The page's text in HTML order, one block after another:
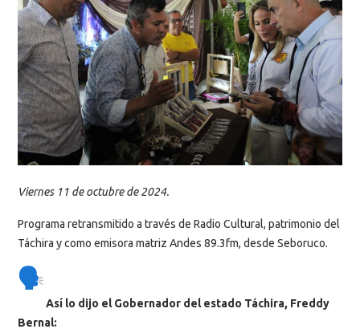
Viernes 11 de octubre de 2024.
Programa retransmitido a través de Radio Cultural, patrimonio del
Táchira y como emisora matriz Andes 89.3fm, desde Seboruco.
Así lo dijo el Gobernador del estado Táchira, Freddy
Bernal: